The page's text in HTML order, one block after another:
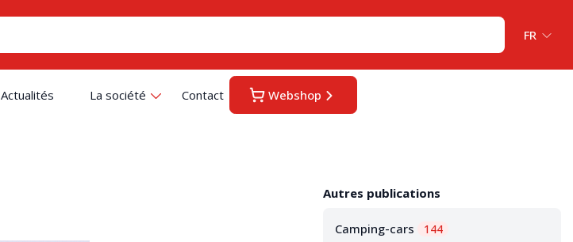
FR
Actualités La société Contact Webshop
Autres publications
Camping-cars 144